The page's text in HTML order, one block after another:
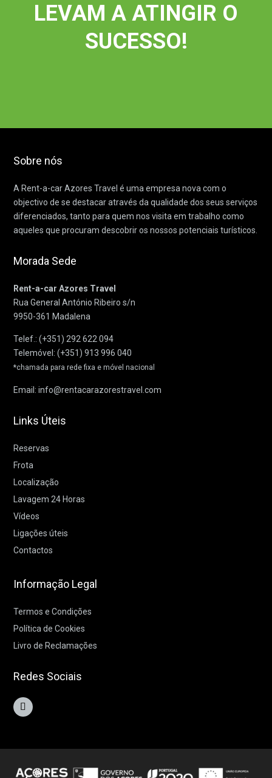
LEVAM A ATINGIR O
SUCESSO!
Sobre nós
A Rent-a-car Azores Travel é uma empresa nova com o
objectivo de se destacar através da qualidade dos seus serviços
diferenciados, tanto para quem nos visita em trabalho como
aqueles que procuram descobrir os nossos potenciais turísticos.
Morada Sede
Rent-a-car Azores Travel
Rua General António Ribeiro s/n
9950-361 Madalena
Telef.:(+351) 292 622 094
Telemóvel:(+351) 913 996 040
*chamada para rede fixa e móvel nacional
Email:info@rentacarazorestravel.com
Links Úteis
Reservas
Frota
Localização
Lavagem 24 Horas
Vídeos
Ligações úteis
Contactos
Informação Legal
Termos e Condições
Política de Cookies
Livro de Reclamações
Redes Sociais